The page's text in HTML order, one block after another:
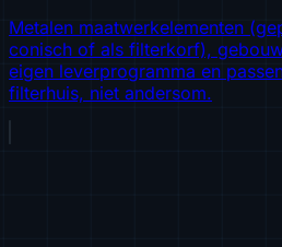
Metalen maatwerkelementen
conisch of als filterkorf),
eigen leverprogramma en
filterhuis, niet andersom.